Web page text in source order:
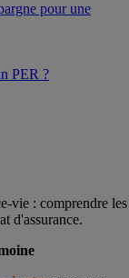
pour une
PER ?